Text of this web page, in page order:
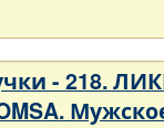
- 218.